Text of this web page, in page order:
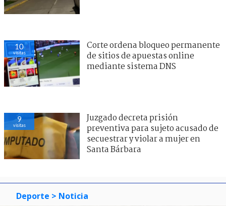
10
visitas
Corte ordena bloqueo permanente
de sitios de apuestas online
mediante sistema DNS
9
visitas
Juzgado decreta prisión
preventiva para sujeto acusado de
secuestrar y violar a mujer en
Santa Bárbara
Deporte > Noticia